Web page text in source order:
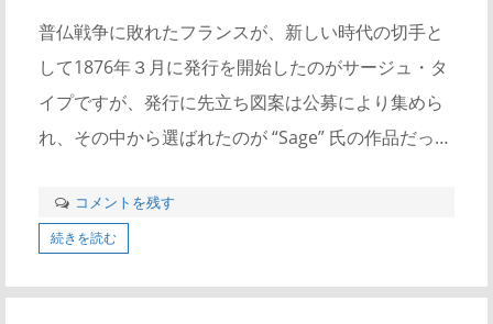
普仏戦争に敗れたフランスが、新しい時代の切手と
して1876年３月に発行を開始したのがサージュ・タ
イプですが、発行に先立ち図案は公募により集めら
れ、その中から選ばれたのが “Sage” 氏の作品だっ…
コメントを残す
続きを読む